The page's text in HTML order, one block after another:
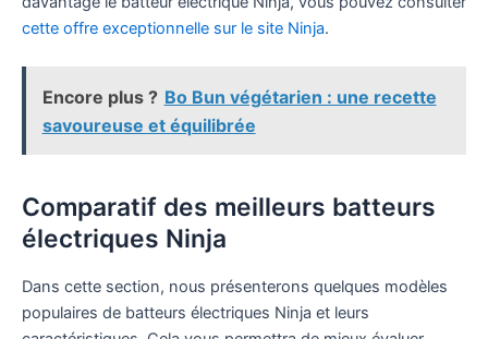
cette offre exceptionnelle sur le site Ninja.
Encore plus ? Bo Bun végétarien : une recette
savoureuse et équilibrée
Comparatif des meilleurs batteurs
électriques Ninja
Dans cette section, nous présenterons quelques modèles
populaires de batteurs électriques Ninja et leurs